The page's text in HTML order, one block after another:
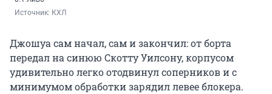
Источник: КХЛ
Джошуа сам начал, сам и закончил: от борта
передал на синюю Скотту Уилсону, корпусом
удивительно легко отодвинул соперников и с
минимумом обработки зарядил левее блокера.